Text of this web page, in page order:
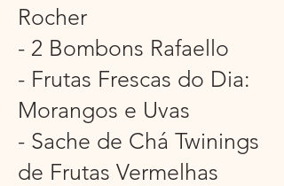
Rocher
- 2 Bombons Rafaello
- Frutas Frescas do Dia:
Morangos e Uvas
- Sache de Chá Twinings
de Frutas Vermelhas